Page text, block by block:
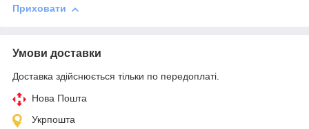
Приховати
Умови доставки
Доставка здійснюється тільки по передоплаті.
Нова Пошта
Укрпошта